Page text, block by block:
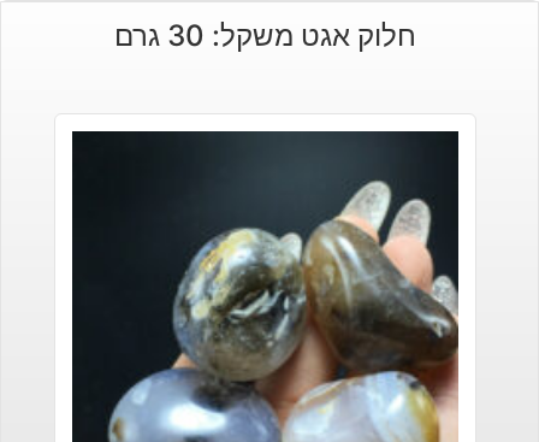
חלוק אגט משקל: 30 גרם